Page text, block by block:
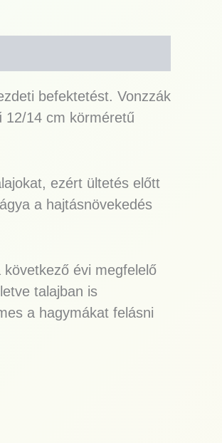
befektetést. Vonzzák
12/14 cm körméretű
ezért ültetés előtt
a hajtásnövekedés
évi megfelelő
talajban is
a hagymákat felásni